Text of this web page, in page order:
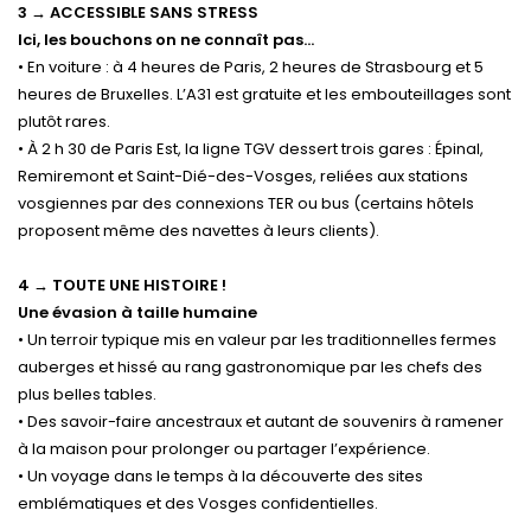
3 → ACCESSIBLE SANS STRESS
Ici, les bouchons on ne connaît pas…
• En voiture : à 4 heures de Paris, 2 heures de Strasbourg et 5
heures de Bruxelles. L’A31 est gratuite et les embouteillages sont
plutôt rares.
• À 2 h 30 de Paris Est, la ligne TGV dessert trois gares : Épinal,
Remiremont et Saint-Dié-des-Vosges, reliées aux stations
vosgiennes par des connexions TER ou bus (certains hôtels
proposent même des navettes à leurs clients).
4 → TOUTE UNE HISTOIRE !
Une évasion à taille humaine
• Un terroir typique mis en valeur par les traditionnelles fermes
auberges et hissé au rang gastronomique par les chefs des
plus belles tables.
• Des savoir-faire ancestraux et autant de souvenirs à ramener
à la maison pour prolonger ou partager l’expérience.
• Un voyage dans le temps à la découverte des sites
emblématiques et des Vosges confidentielles.